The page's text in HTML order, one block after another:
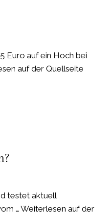
Euro auf ein Hoch bei
auf der Quellseite
testet aktuell
… Weiterlesen auf der